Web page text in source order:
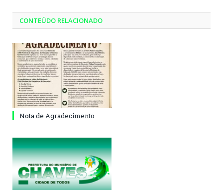
CONTEÚDO RELACIONADO
Nota de Agradecimento